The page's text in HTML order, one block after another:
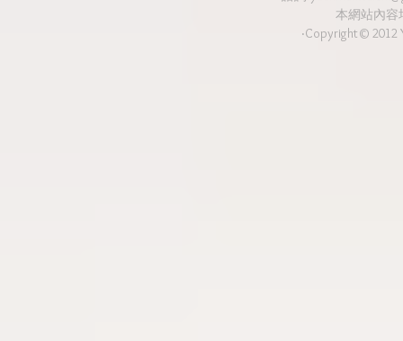
本網站內容
‧Copyright© 2012